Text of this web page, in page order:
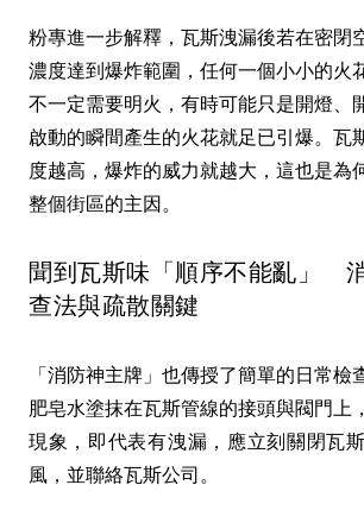
粉專進一步解釋，瓦斯洩漏後若在密閉
濃度達到爆炸範圍，任何一個小小的火
不一定需要明火，有時可能只是開燈、
啟動的瞬間產生的火花就足已引爆。瓦
度越高，爆炸的威力就越大，這也是為
整個街區的主因。
聞到瓦斯味「順序不能亂」
查法與疏散關鍵
「消防神主牌」也傳授了簡單的日常檢
肥皂水塗抹在瓦斯管線的接頭與閥門上
現象，即代表有洩漏，應立刻關閉瓦
風，並聯絡瓦斯公司。